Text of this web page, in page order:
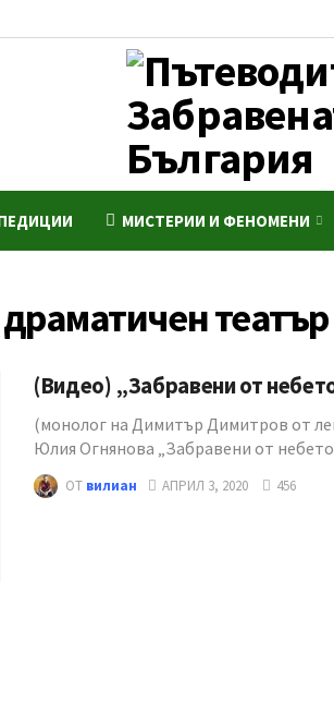
МИСТЕРИИ И ФЕНОМЕНИ
театър
(Видео) „Забравени от
(монолог на Димитър Димитров от
Юлия Огнянова „Забравени от
ОТ вилиан АПРИЛ 3, 2020 456